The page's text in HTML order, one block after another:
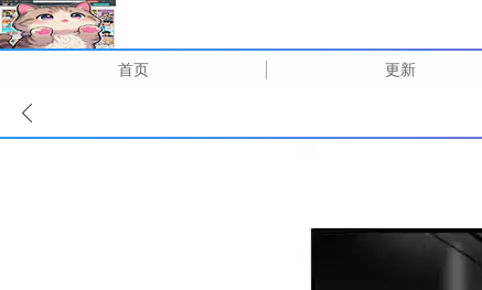
首页 更新